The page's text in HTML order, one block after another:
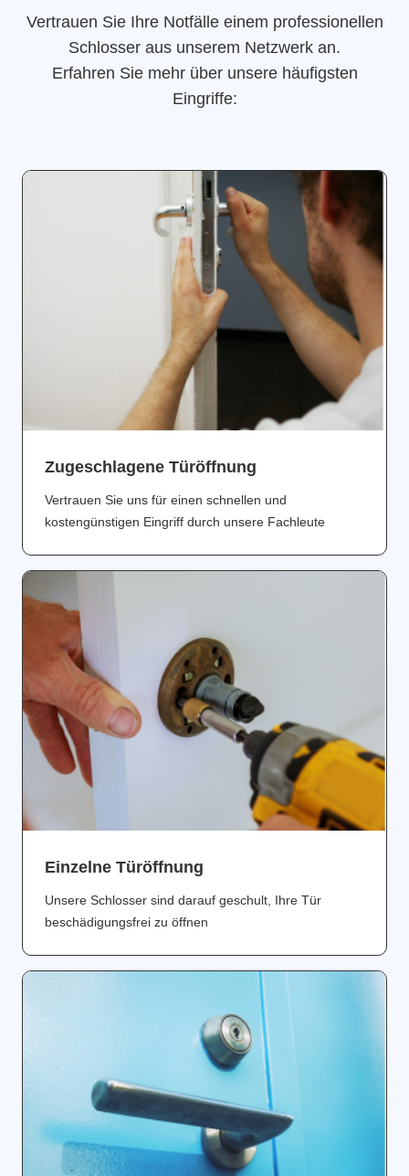
Vertrauen Sie Ihre Notfälle einem professionellen
Schlosser aus unserem Netzwerk an.
Erfahren Sie mehr über unsere häufigsten
Eingriffe:
Zugeschlagene Türöffnung
Vertrauen Sie uns für einen schnellen und
kostengünstigen Eingriff durch unsere Fachleute
Einzelne Türöffnung
Unsere Schlosser sind darauf geschult, Ihre Tür
beschädigungsfrei zu öffnen